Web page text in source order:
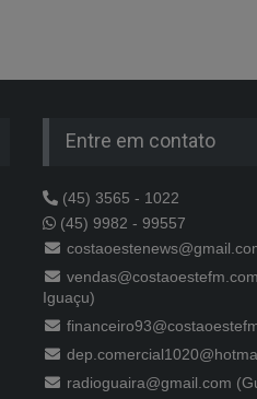
Entre em contato
(45) 3565 - 1022
(45) 9982 - 99557
Iguaçu)
radioguaira@gmail.com